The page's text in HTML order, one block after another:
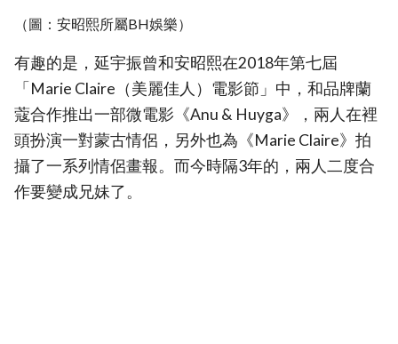
（圖：安昭熙所屬BH娛樂）
有趣的是，延宇振曾和安昭熙在2018年第七屆
「Marie Claire（美麗佳人）電影節」中，和品牌蘭
蔻合作推出一部微電影《Anu & Huyga》，兩人在裡
頭扮演一對蒙古情侶，另外也為《Marie Claire》拍
攝了一系列情侶畫報。而今時隔3年的，兩人二度合
作要變成兄妹了。